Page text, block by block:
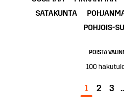
SATAKUNTA
POHJOIS-
POISTA
100
1 2 3